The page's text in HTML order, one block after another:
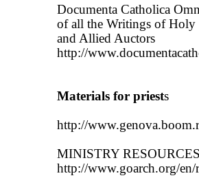
Documenta Catholica
of all the Writings of Holy
and Allied Auctors
http://
Materials for priests
http://
MINISTRY
http://www.goarch.org/en/